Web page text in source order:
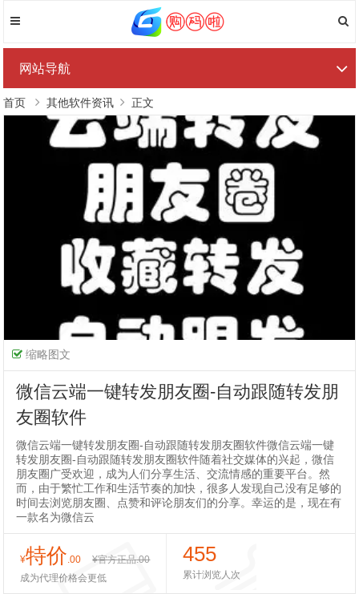
网站导航
首页 其他软件资讯 正文
缩略图文
微信云端一键转发朋友圈-自动跟随转发朋
友圈软件
微信云端一键转发朋友圈-自动跟随转发朋友圈软件微信云端一键
转发朋友圈-自动跟随转发朋友圈软件随着社交媒体的兴起，微信
朋友圈广受欢迎，成为人们分享生活、交流情感的重要平台。然
而，由于繁忙工作和生活节奏的加快，很多人发现自己没有足够的
时间去浏览朋友圈、点赞和评论朋友们的分享。幸运的是，现在有
一款名为微信云
¥特价.00 ¥官方正品.00
成为代理价格会更低
455
累计浏览人次